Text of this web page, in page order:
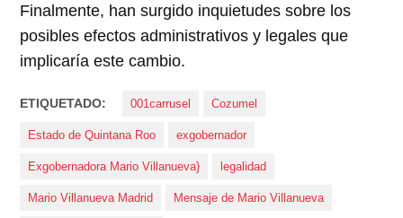
Finalmente, han surgido inquietudes sobre los
posibles efectos administrativos y legales que
implicaría este cambio.
ETIQUETADO: 001carrusel Cozumel
Estado de Quintana Roo exgobernador
Exgobernadora Mario Villanueva} legalidad
Mario Villanueva Madrid Mensaje de Mario Villanueva